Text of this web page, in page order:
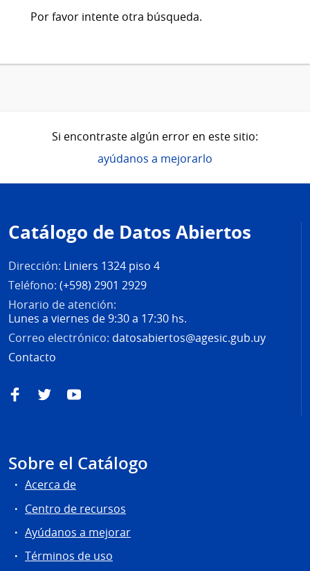
Por favor intente otra búsqueda.
Si encontraste algún error en este sitio:
ayúdanos a mejorarlo
de
página
Catálogo de Datos Abiertos
Dirección: Liniers 1324 piso 4
Teléfono: (+598) 2901 2929
Horario de atención:
Lunes a viernes de 9:30 a 17:30 hs.
Correo electrónico: datosabiertos@agesic.gub.uy
Contacto
FacebookTwitterYouTube
Sobre el Catálogo
Acerca de
Centro de recursos
Ayúdanos a mejorar
Términos de uso